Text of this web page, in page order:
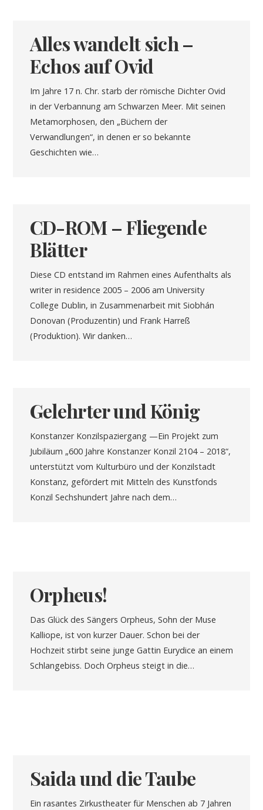
Alles wandelt sich –
Echos auf Ovid
Im Jahre 17 n. Chr. starb der römische Dichter Ovid
in der Verbannung am Schwarzen Meer. Mit seinen
Metamorphosen, den „Büchern der
Verwandlungen“, in denen er so bekannte
Geschichten wie…
CD-ROM – Fliegende
Blätter
Diese CD entstand im Rahmen eines Aufenthalts als
writer in residence 2005 – 2006 am University
College Dublin, in Zusammenarbeit mit Siobhán
Donovan (Produzentin) und Frank Harreß
(Produktion). Wir danken…
Gelehrter und König
Konstanzer Konzilspaziergang —Ein Projekt zum
Jubiläum „600 Jahre Konstanzer Konzil 2104 – 2018“,
unterstützt vom Kulturbüro und der Konzilstadt
Konstanz, gefördert mit Mitteln des Kunstfonds
Konzil Sechshundert Jahre nach dem…
Orpheus!
Das Glück des Sängers Orpheus, Sohn der Muse
Kalliope, ist von kurzer Dauer. Schon bei der
Hochzeit stirbt seine junge Gattin Eurydice an einem
Schlangebiss. Doch Orpheus steigt in die…
Saida und die Taube
Ein rasantes Zirkustheater für Menschen ab 7 Jahren